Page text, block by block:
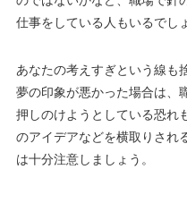
仕事をしている人もいるでし
あなたの考えすぎという線も
夢の印象が悪かった場合は、
押しのけようとしている恐れ
のアイデアなどを横取りされ
は十分注意しましょう。